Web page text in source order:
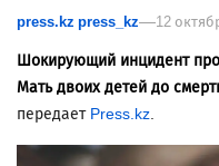
press.kz press_kz 12
Шокирующий инцидент
Мать двоих детей до
передает Press.kz.